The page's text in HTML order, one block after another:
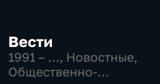
Вести
1991 – …, Новостные,
Общественно-